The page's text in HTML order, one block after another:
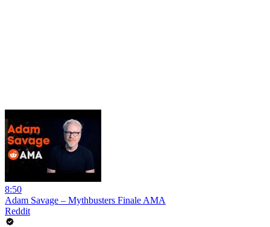
8:50
Adam Savage – Mythbusters Finale AMA
Reddit